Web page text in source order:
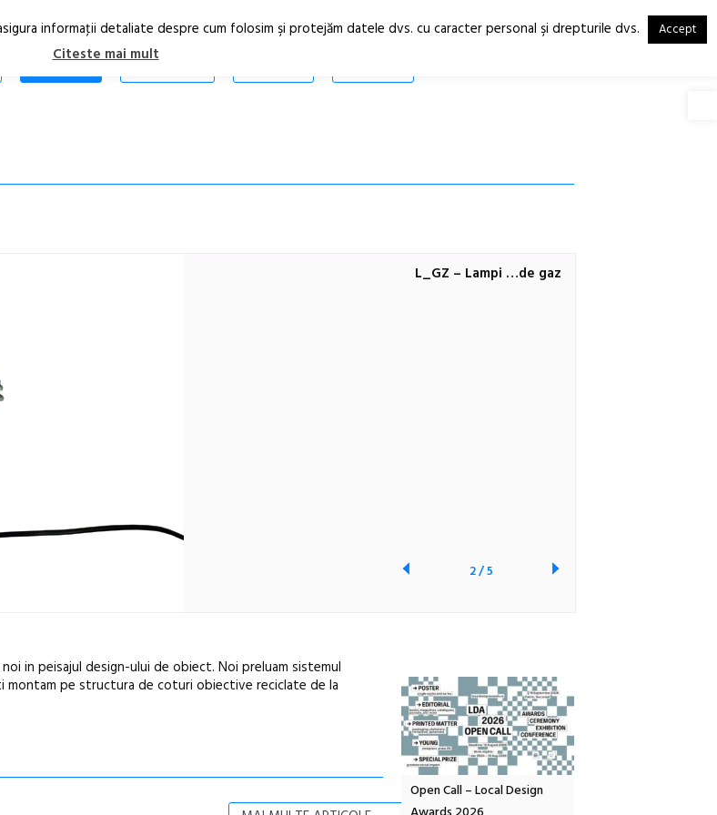
RO
EN
STIRI
L_GZ – Lampi …de gaz
2/5
in peisajul design-ului de obiect. Noi preluam sistemul
pe structura de coturi obiective reciclate de la
Open Call – Local Design
informaţii detaliate despre cum folosim şi protejăm datele dvs. cu caracter personal şi drepturile dvs. Accept
Citeste mai mult